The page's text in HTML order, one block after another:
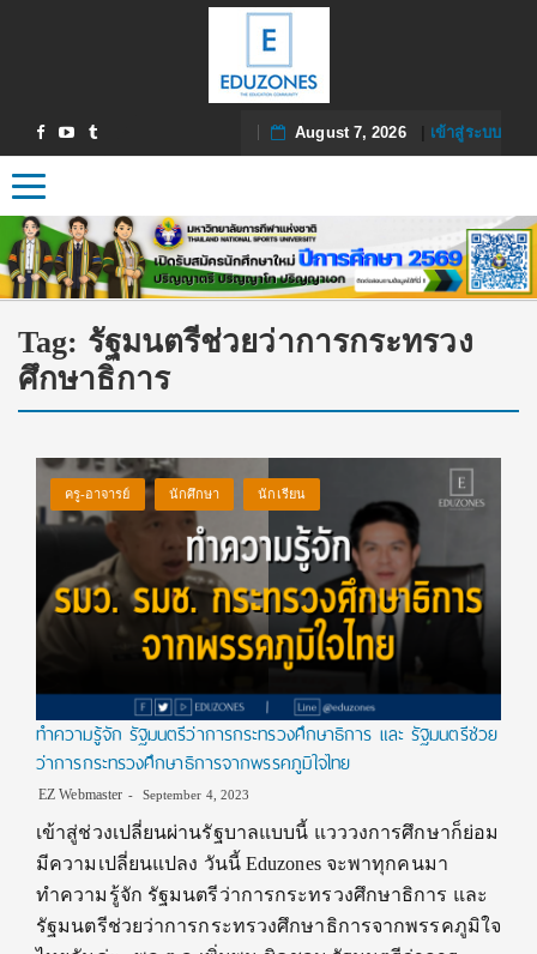
August 7, 2026| เข้าสู่ระบบ
Toggle navigation
Tag: รัฐมนตรีช่วยว่าการกระทรวง
ศึกษาธิการ
ครู-อาจารย์ นักศึกษา นักเรียน
ทำความรู้จัก รัฐมนตรีว่าการกระทรวงศึกษาธิการ และ รัฐมนตรีช่วย
ว่าการกระทรวงศึกษาธิการจากพรรคภูมิใจไทย
EZ Webmaster September 4, 2023
เข้าสู่ช่วงเปลี่ยนผ่านรัฐบาลแบบนี้ แวววงการศึกษาก็ย่อม
มีความเปลี่ยนแปลง วันนี้ Eduzones จะพาทุกคนมา
ทำความรู้จัก รัฐมนตรีว่าการกระทรวงศึกษาธิการ และ
รัฐมนตรีช่วยว่าการกระทรวงศึกษาธิการจากพรรคภูมิใจ